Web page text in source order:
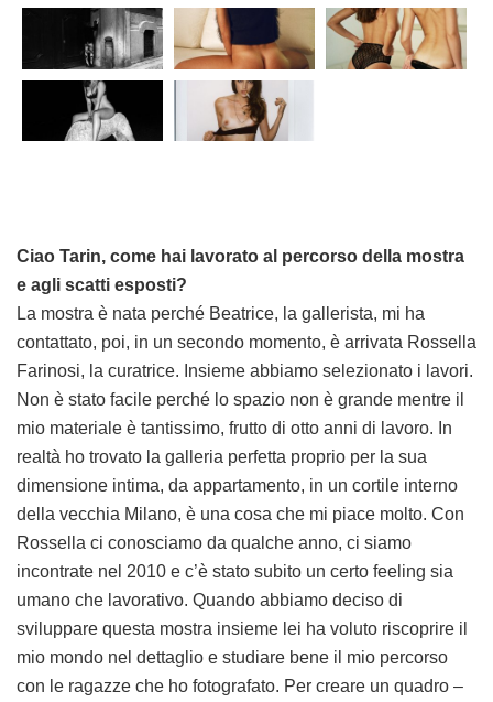
Ciao Tarin, come hai lavorato al percorso della mostra
e agli scatti esposti?
La mostra è nata perché Beatrice, la gallerista, mi ha
contattato, poi, in un secondo momento, è arrivata Rossella
Farinosi, la curatrice. Insieme abbiamo selezionato i lavori.
Non è stato facile perché lo spazio non è grande mentre il
mio materiale è tantissimo, frutto di otto anni di lavoro. In
realtà ho trovato la galleria perfetta proprio per la sua
dimensione intima, da appartamento, in un cortile interno
della vecchia Milano, è una cosa che mi piace molto. Con
Rossella ci conosciamo da qualche anno, ci siamo
incontrate nel 2010 e c’è stato subito un certo feeling sia
umano che lavorativo. Quando abbiamo deciso di
sviluppare questa mostra insieme lei ha voluto riscoprire il
mio mondo nel dettaglio e studiare bene il mio percorso
con le ragazze che ho fotografato. Per creare un quadro –